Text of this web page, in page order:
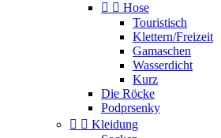
  Hose
Touristisch
Klettern/Freizeit
Gamaschen
Wasserdicht
Kurz
Die Röcke
Podprsenky
  Kleidung